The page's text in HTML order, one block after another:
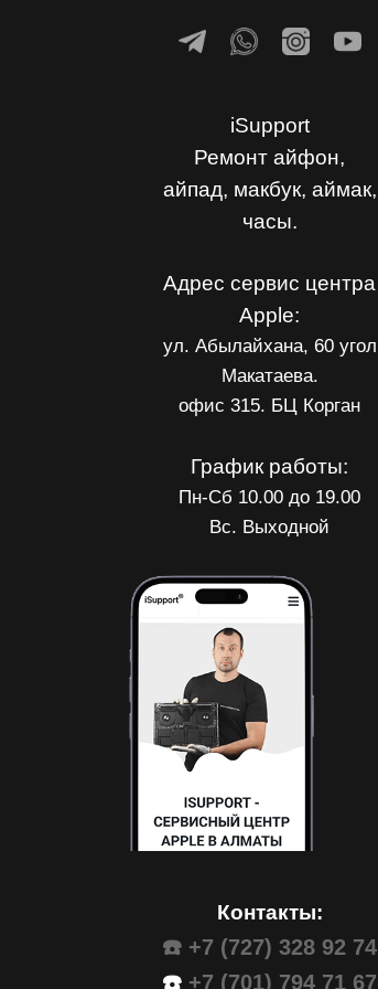
iSupport
Ремонт айфон,
айпад, макбук, аймак,
часы.
Адрес сервис центра
Apple:
ул. Абылайхана, 60 угол
Макатаева.
офис 315. БЦ Корган
График работы:
Пн-Сб 10.00 до 19.00
Вс. Выходной
Контакты:
☎️ +7 (727) 328 92 74
☎️ +7 (701) 794 71 67